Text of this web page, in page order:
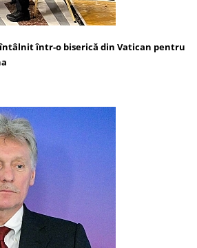
întâlnit într-o biserică din Vatican pentru